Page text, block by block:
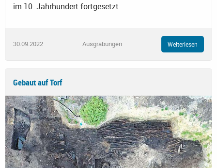
im 10. Jahrhundert fortgesetzt.
30.09.2022 Ausgrabungen Weiterlesen
Gebaut auf Torf